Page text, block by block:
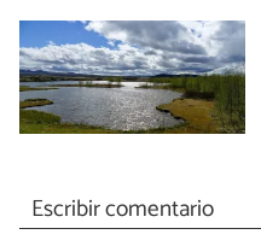
Escribir comentario